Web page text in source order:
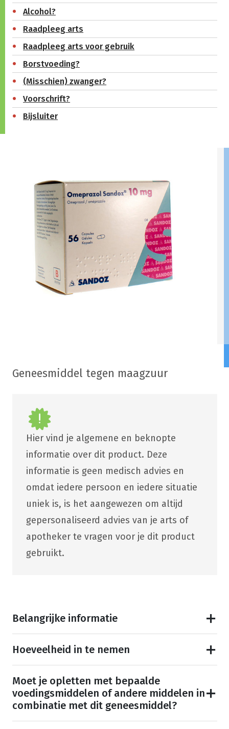
Alcohol?
Raadpleeg arts
Raadpleeg arts voor gebruik
Borstvoeding?
(Misschien) zwanger?
Voorschrift?
Bijsluiter
Geneesmiddel tegen maagzuur
Hier vind je algemene en beknopte
informatie over dit product. Deze
informatie is geen medisch advies en
omdat iedere persoon en iedere situatie
uniek is, is het aangewezen om altijd
gepersonaliseerd advies van je arts of
apotheker te vragen voor je dit product
gebruikt.
Belangrijke informatie
Hoeveelheid in te nemen
Moet je opletten met bepaalde
voedingsmiddelen of andere middelen in
combinatie met dit geneesmiddel?